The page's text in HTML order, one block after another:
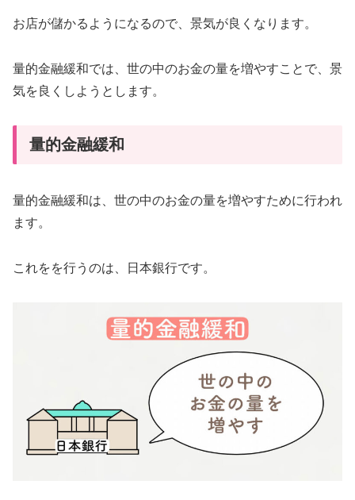
お店が儲かるようになるので、景気が良くなります。
量的金融緩和では、世の中のお金の量を増やすことで、景
気を良くしようとします。
量的金融緩和
量的金融緩和は、世の中のお金の量を増やすために行われ
ます。
これをを行うのは、日本銀行です。